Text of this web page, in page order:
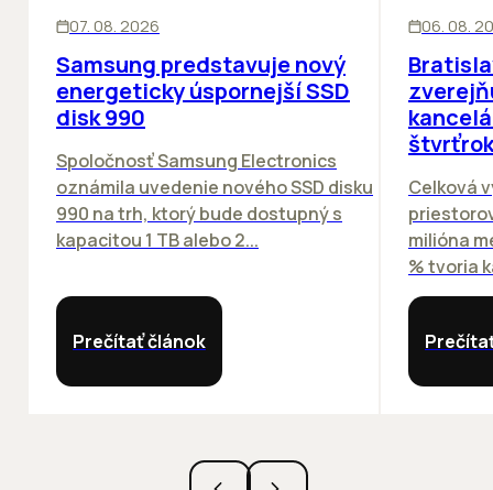
07. 08. 2026
Samsung predstavuje nový
energeticky úspornejší SSD
disk 990
Spoločnosť Samsung Electronics
oznámila uvedenie nového SSD disku
990 na trh, ktorý bude dostupný s
kapacitou 1 TB alebo 2...
Prečítať článok
06. 08.
Celková
milióna
% tvoria